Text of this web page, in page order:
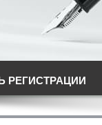
РЕГИСТРАЦИИ